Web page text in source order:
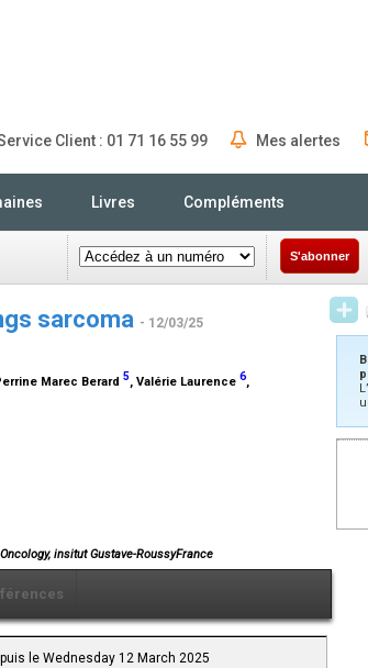
Client : 01 71 16 55 99 Mes alertes
Livres Compléments
S'abonner
sarcoma - 12/03/25
Marec Berard 5, Valérie Laurence 6,
insitut Gustave-RoussyFrance
le Wednesday 12 March 2025